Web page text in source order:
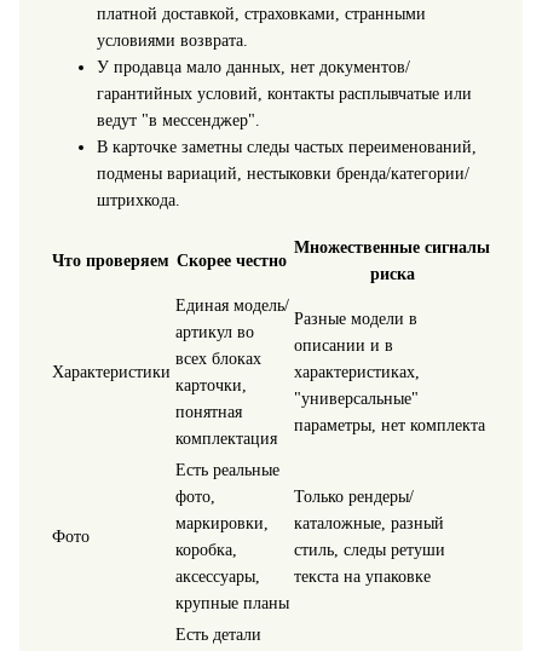
платной доставкой, страховками, странными
условиями возврата.
У продавца мало данных, нет документов/
гарантийных условий, контакты расплывчатые или
ведут "в мессенджер".
В карточке заметны следы частых переименований,
подмены вариаций, нестыковки бренда/категории/
штрихкода.
Что проверяем Скорее честно
Множественные сигналы
риска
Характеристики
Единая модель/
артикул во
всех блоках
карточки,
понятная
комплектация
Разные модели в
описании и в
характеристиках,
"универсальные"
параметры, нет комплекта
Фото
Есть реальные
фото,
маркировки,
коробка,
аксессуары,
крупные планы
Только рендеры/
каталожные, разный
стиль, следы ретуши
текста на упаковке
Есть детали